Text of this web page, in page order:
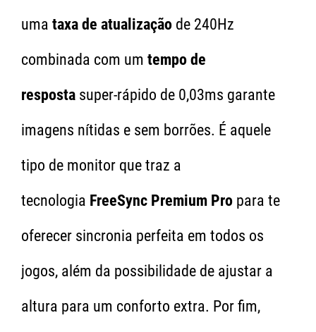
uma taxa de atualização de 240Hz
combinada com um tempo de
resposta super-rápido de 0,03ms garante
imagens nítidas e sem borrões. É aquele
tipo de monitor que traz a
tecnologia FreeSync Premium Pro para te
oferecer sincronia perfeita em todos os
jogos, além da possibilidade de ajustar a
altura para um conforto extra. Por fim,